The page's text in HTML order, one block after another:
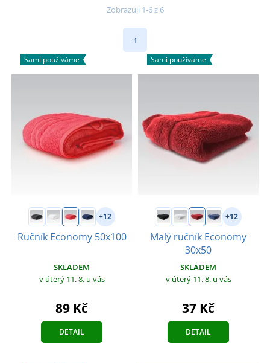
Zobrazuji 1-6 z 6
1
Sami používáme
+12
Ručník Economy 50x100
SKLADEM
v úterý 11. 8. u vás
89 Kč
DETAIL
Sami používáme
+12
Malý ručník Economy
30x50
SKLADEM
v úterý 11. 8. u vás
37 Kč
DETAIL